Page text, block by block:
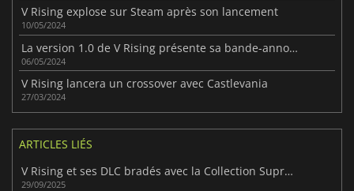
V Rising explose sur Steam après son lancement
10/05/2024
La version 1.0 de V Rising présente sa bande-annonce de lancement
06/05/2024
V Rising lancera un crossover avec Castlevania
27/03/2024
ARTICLES LIÉS
V Rising et ses DLC bradés avec la Collection Suprême Fanatical
29/09/2025